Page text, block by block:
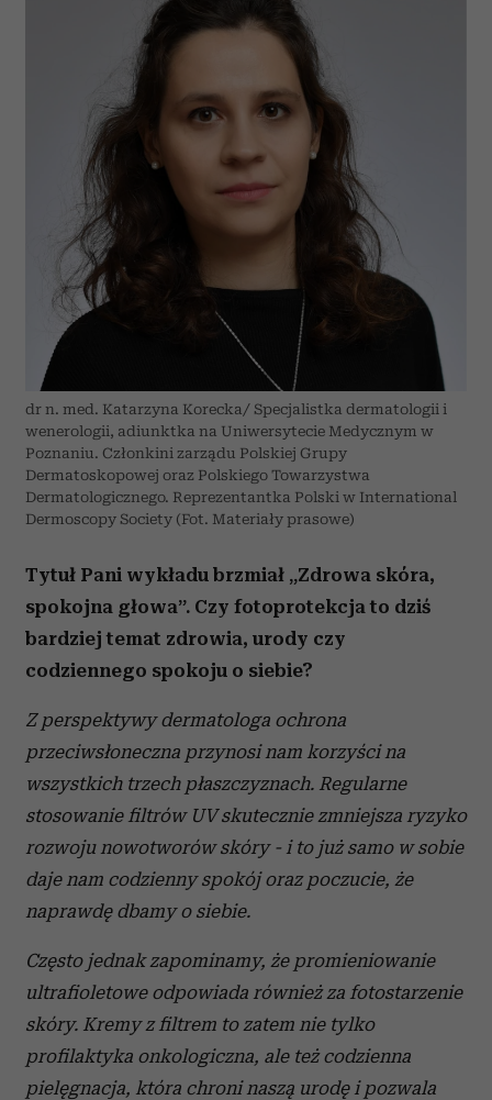
dr n. med. Katarzyna Korecka/ Specjalistka dermatologii i
wenerologii, adiunktka na Uniwersytecie Medycznym w
Poznaniu. Członkini zarządu Polskiej Grupy
Dermatoskopowej oraz Polskiego Towarzystwa
Dermatologicznego. Reprezentantka Polski w International
Dermoscopy Society (Fot. Materiały prasowe)
Tytuł Pani wykładu brzmiał „Zdrowa skóra,
spokojna głowa”. Czy fotoprotekcja to dziś
bardziej temat zdrowia, urody czy
codziennego spokoju o siebie?
Z perspektywy dermatologa ochrona
przeciwsłoneczna przynosi nam korzyści na
wszystkich trzech płaszczyznach. Regularne
stosowanie filtrów UV skutecznie zmniejsza ryzyko
rozwoju nowotworów skóry - i to już samo w sobie
daje nam codzienny spokój oraz poczucie, że
naprawdę dbamy o siebie.
Często jednak zapominamy, że promieniowanie
ultrafioletowe odpowiada również za fotostarzenie
skóry. Kremy z filtrem to zatem nie tylko
profilaktyka onkologiczna, ale też codzienna
pielęgnacja, która chroni naszą urodę i pozwala